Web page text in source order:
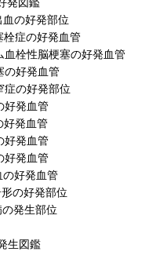
の好発部位
症の好発血管
栓性脳梗塞の好発血管
好発血管
の好発部位
発血管
発血管
発血管
発血管
好発血管
の好発部位
発生部位
生図鑑